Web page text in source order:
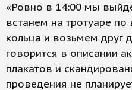
«Ровно в 14:00 мы
встанем на тротуаре по
кольца и возьмем друг
говорится в описании
плакатов и
проведения не